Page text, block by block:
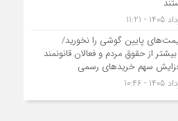
پایین گوشی را نخورید/
از حقوق مردم و فعالان قانونمند
افزایش سهم خریدهای رسمی